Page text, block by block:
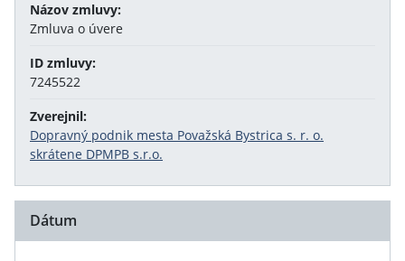
Názov zmluvy:
Zmluva o úvere
ID zmluvy:
7245522
Zverejnil:
Dopravný podnik mesta Považská Bystrica s. r. o.
skrátene DPMPB s.r.o.
Dátum